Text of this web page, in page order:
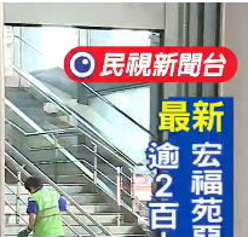
日料店遇房東「反悔漲
強制18天內搬走！
：遇到壞人